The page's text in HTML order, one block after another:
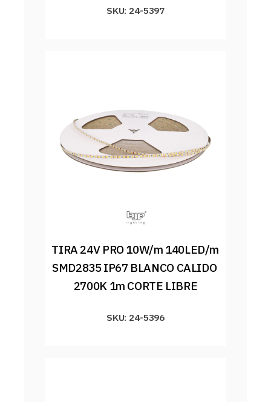
SKU: 24-5397
TIRA 24V PRO 10W/m 140LED/m
SMD2835 IP67 BLANCO CALIDO
2700K 1m CORTE LIBRE
SKU: 24-5396